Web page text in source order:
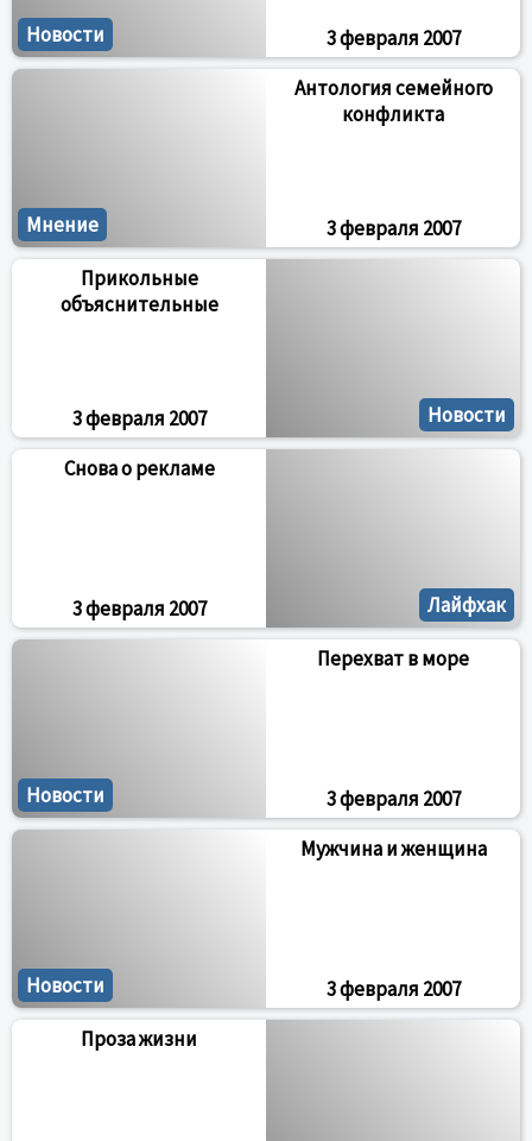
Новости 3 февраля 2007
Мнение
Антология семейного
конфликта
3 февраля 2007
Новости
Прикольные
объяснительные
3 февраля 2007
Лайфхак
Снова о рекламе
3 февраля 2007
Новости
Перехват в море
3 февраля 2007
Новости
Мужчина и женщина
3 февраля 2007
Проза жизни